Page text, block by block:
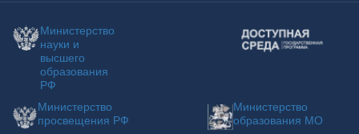
Министерство
науки и
высшего
образования
РФ
Министерство
просвещения РФ
Министерство
образования МО
Доступная среда